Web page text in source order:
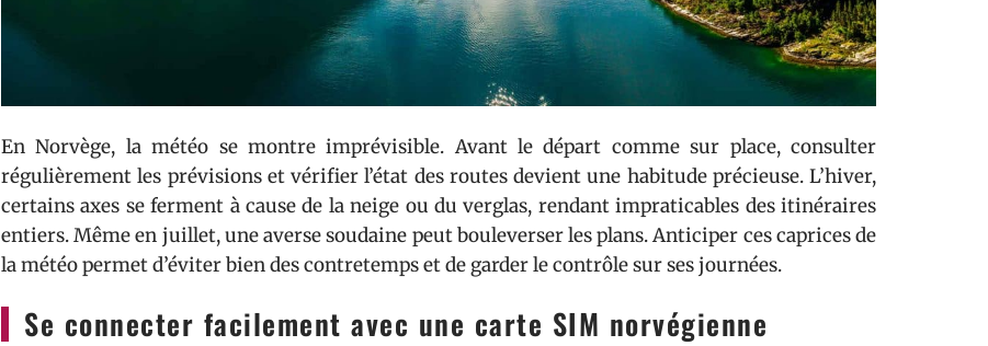
En Norvège, la météo se montre imprévisible. Avant le départ comme sur place, consulter
régulièrement les prévisions et vérifier l’état des routes devient une habitude précieuse. L’hiver,
certains axes se ferment à cause de la neige ou du verglas, rendant impraticables des itinéraires
entiers. Même en juillet, une averse soudaine peut bouleverser les plans. Anticiper ces caprices de
la météo permet d’éviter bien des contretemps et de garder le contrôle sur ses journées.
Se connecter facilement avec une carte SIM norvégienne